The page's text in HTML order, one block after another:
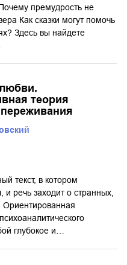
премудрость не
Как сказки могут помочь
Здесь вы найдете
теория
текст, в котором
и речь заходит о странных,
глубокое и…